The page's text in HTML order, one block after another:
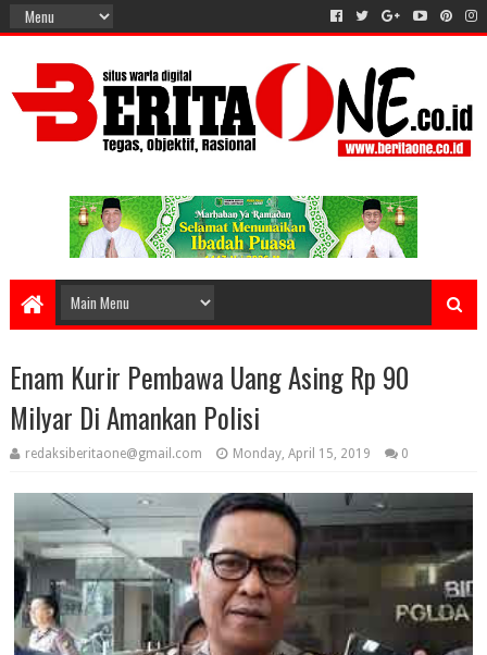
Enam Kurir Pembawa Uang Asing Rp 90
Milyar Di Amankan Polisi
redaksiberitaone@gmail.com Monday, April 15, 2019 0